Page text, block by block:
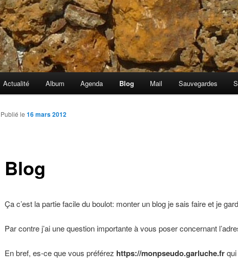
Actualité Album Agenda Blog Mail Sauvegardes
Blog
Publié le 16 mars 2012
Ça c’est la partie facile du boulot: monter un blog je sais faire et je
Par contre j’ai une question importante à vous poser concernant
En bref, es-ce que vous préférez https://monpseudo.garluche.fr